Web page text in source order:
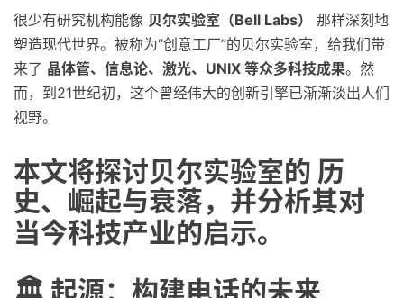
很少有研究机构能像 贝尔实验室（Bell Labs）
那样深刻地
塑造现代世界。被称为“创意工厂”的贝尔实验室，给我们带
来了 晶体管、信息论、激光、UNIX 等众多科技成果。然
而，到21世纪初，这个曾经伟大的创新引擎已渐渐淡出人们
视野。
本文将探讨贝尔实验室的 历
史、崛起与衰落，并分析其对
当今科技产业的启示。
🏛 起源：构建电话的未来